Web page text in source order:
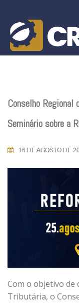
content
Conselho Regional
Seminário sobre a
16 DE AGOSTO DE
Com o objetivo de
Tributária, o